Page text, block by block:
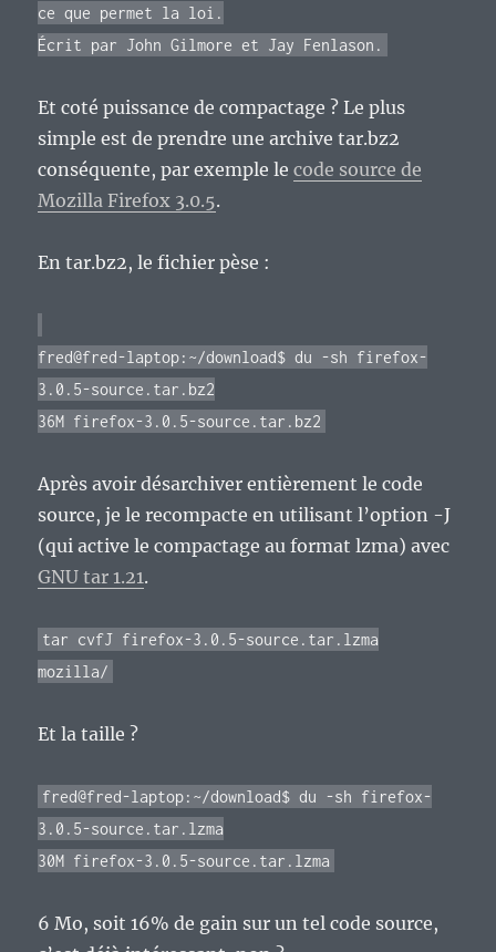
ce que permet la loi.
Écrit par John Gilmore et Jay Fenlason.
Et coté puissance de compactage ? Le plus
simple est de prendre une archive tar.bz2
conséquente, par exemple lecode source de
Mozilla Firefox 3.0.5.
En tar.bz2, le fichier pèse :
fred@fred-laptop:~/download$ du -sh firefox-
3.0.5-source.tar.bz2
36M firefox-3.0.5-source.tar.bz2
Après avoir désarchiver entièrement le code
source, je le recompacte en utilisant l’option -J
(qui active le compactage au format lzma) avec
GNU tar 1.21.
tar cvfJ firefox-3.0.5-source.tar.lzma
mozilla/
Et la taille ?
fred@fred-laptop:~/download$ du -sh firefox-
3.0.5-source.tar.lzma
30M firefox-3.0.5-source.tar.lzma
6 Mo, soit 16% de gain sur un tel code source,